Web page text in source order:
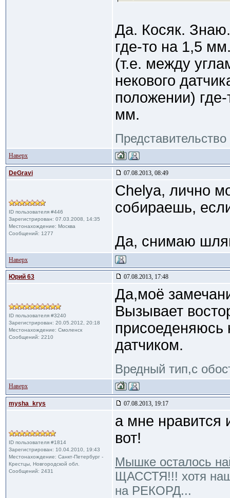
Да. Косяк.
где-то на 1,5
(т.е. между
некового
положении)
мм.
Наверх
DeGravi 07.08.2013, 08:49
ID пользователя #446
Зарегистрирован: 07.03.2008, 14:35
Местонахождение: Москва
Сообщений: 1277
Сhelya, лично
собираешь,
Да, снимаю
Наверх
Юрий 63 07.08.2013, 17:48
ID пользователя #3240
Зарегистрирован: 20.05.2012, 20:18
Местонахождение: Смоленск
Сообщений: 2210
Да,моё
Вызывает
датчиком.
Вредный тип,с
Наверх
mysha_krys 07.08.2013, 19:17
ID пользователя #1814
Зарегистрирован: 10.04.2010, 19:43
Местонахождение: Санкт-Петербург -
Крестцы, Новгородской обл.
Сообщений: 2431
а мне нравится
вот!
Мышке осталось
ЩАССТЯ!!! хотя
на РЕКОРД...